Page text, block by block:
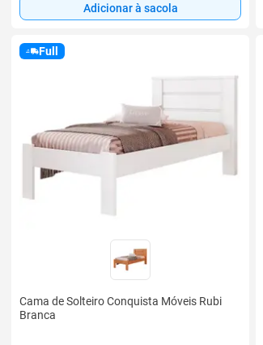
Adicionar à sacola
Full
Cama de Solteiro Conquista Móveis Rubi
Branca